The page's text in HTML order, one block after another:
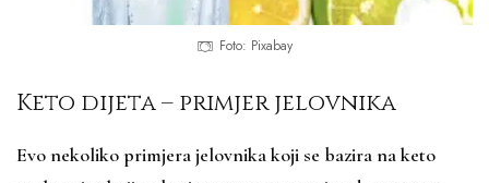
Foto: Pixabay
Keto dijeta – primjer jelovnika
Evo nekoliko primjera jelovnika koji se bazira na keto